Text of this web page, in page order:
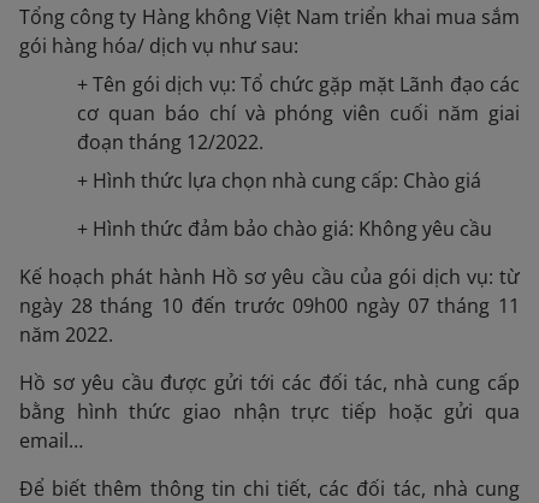
Tổng công ty Hàng không Việt Nam triển khai mua sắm
gói hàng hóa/ dịch vụ như sau:
+ Tên gói dịch vụ: Tổ chức gặp mặt Lãnh đạo các
cơ quan báo chí và phóng viên cuối năm giai
đoạn tháng 12/2022.
+ Hình thức lựa chọn nhà cung cấp: Chào giá
+ Hình thức đảm bảo chào giá: Không yêu cầu
Kế hoạch phát hành Hồ sơ yêu cầu của gói dịch vụ: từ
ngày 28 tháng 10 đến trước 09h00 ngày 07 tháng 11
năm 2022.
Hồ sơ yêu cầu được gửi tới các đối tác, nhà cung cấp
bằng hình thức giao nhận trực tiếp hoặc gửi qua
email…
Để biết thêm thông tin chi tiết, các đối tác, nhà cung